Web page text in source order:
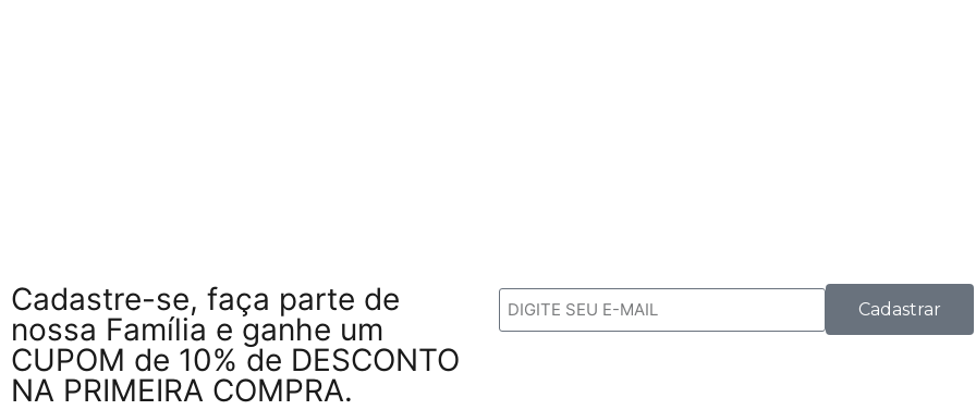
Cadastre-se, faça parte de
nossa Família e ganhe um
CUPOM de 10% de DESCONTO
NA PRIMEIRA COMPRA.
Cadastrar